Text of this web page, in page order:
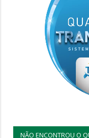
NÃO ENCONTROU O